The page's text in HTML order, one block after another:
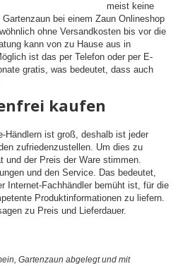
meist keine
bei einem Zaun Onlineshop
ohne Versandkosten bis vor die
kann von zu Hause aus in
ist das per Telefon oder per E-
gratis, was bedeutet, dass auch
kaufen
Händlern ist groß, deshalb ist jeder
zufriedenzustellen. Um dies zu
und der Preis der Ware stimmen.
und den Service. Das bedeutet,
Internet-Fachhändler bemüht ist, für die
Produktinformationen zu liefern.
zu Preis und Lieferdauer.
, Gartenzaun abgelegt und mit